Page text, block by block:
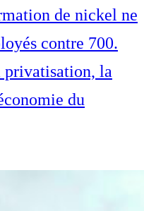
de nickel ne
contre 700.
privatisation, la
du